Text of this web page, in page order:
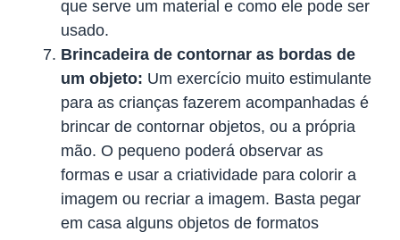
que serve um material e como ele pode ser
usado.
Brincadeira de contornar as bordas de
um objeto: Um exercício muito estimulante
para as crianças fazerem acompanhadas é
brincar de contornar objetos, ou a própria
mão. O pequeno poderá observar as
formas e usar a criatividade para colorir a
imagem ou recriar a imagem. Basta pegar
em casa alguns objetos de formatos